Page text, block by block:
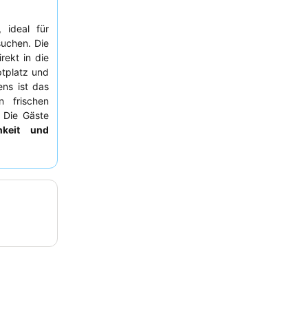
ideal für
Die
in die
und
ist das
frischen
Gäste
und
geben.